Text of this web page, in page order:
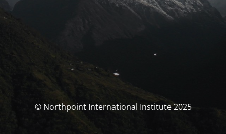
© Northpoint International Institute 2025